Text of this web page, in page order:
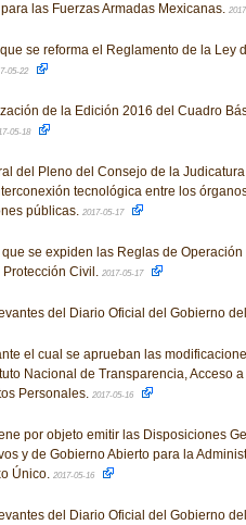
las Fuerzas Armadas Mexicanas.
se reforma el Reglamento de la Ley
05-22
de la Edición 2016 del Cuadro
05-18
del Pleno del Consejo de la
tecnológica entre los
públicas. 2017-05-17
se expiden las Reglas de
Protección Civil. 2017-05-17
del Diario Oficial del Gobierno
el cual se aprueban las
Nacional de Transparencia, Acceso
Personales. 2017-05-16
por objeto emitir las Disposiciones
y de Gobierno Abierto para la
Único. 2017-05-16
del Diario Oficial del Gobierno